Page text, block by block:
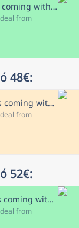
Μιλάνο! Who's coming with me?
from
48€:
Νάπολη! Who's coming with me?
from
52€:
Λονδίνο! Who's coming with me?
from